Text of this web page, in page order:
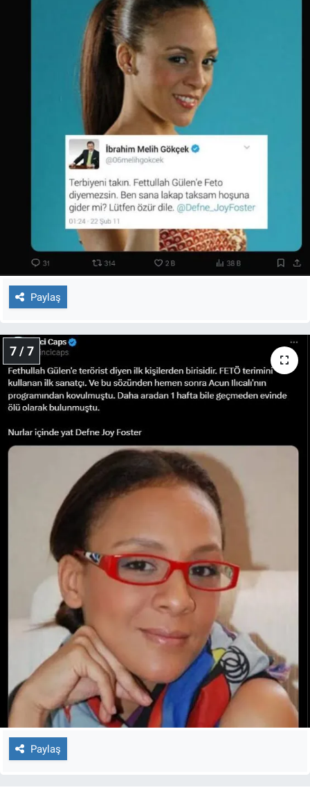
Paylaş
7 / 7
Paylaş